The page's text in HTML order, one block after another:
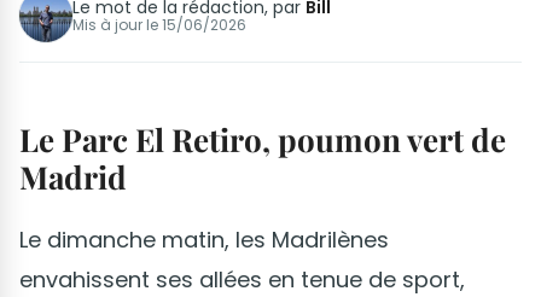
Le mot de la rédaction, par Bill
Mis à jour le15/06/2026
Le Parc El Retiro, poumon vert de
Madrid
Le dimanche matin, les Madrilènes
envahissent ses allées en tenue de sport,